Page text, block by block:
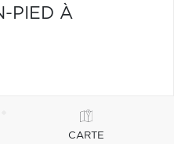
PIED À
CARTE